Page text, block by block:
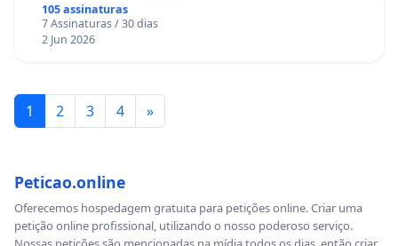
105 assinaturas
7 Assinaturas / 30 dias
2 Jun 2026
1 2 3 4 »
Peticao.online
Oferecemos hospedagem gratuita para petições online. Criar uma
petição online profissional, utilizando o nosso poderoso serviço.